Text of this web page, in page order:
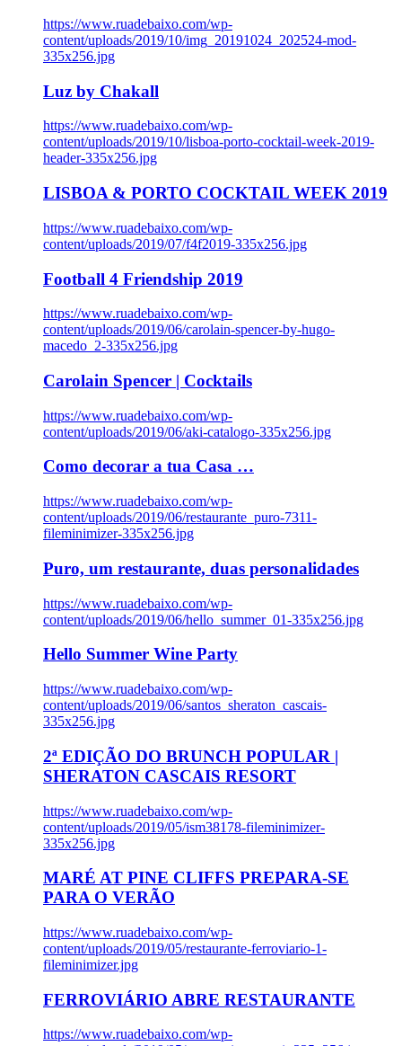
https://www.ruadebaixo.com/wp-
content/uploads/2019/10/img_20191024_202524-mod-
335x256.jpg
Luz by Chakall
https://www.ruadebaixo.com/wp-
content/uploads/2019/10/lisboa-porto-cocktail-week-2019-
header-335x256.jpg
LISBOA & PORTO COCKTAIL WEEK 2019
https://www.ruadebaixo.com/wp-
content/uploads/2019/07/f4f2019-335x256.jpg
Football 4 Friendship 2019
https://www.ruadebaixo.com/wp-
content/uploads/2019/06/carolain-spencer-by-hugo-
macedo_2-335x256.jpg
Carolain Spencer | Cocktails
https://www.ruadebaixo.com/wp-
content/uploads/2019/06/aki-catalogo-335x256.jpg
Como decorar a tua Casa …
https://www.ruadebaixo.com/wp-
content/uploads/2019/06/restaurante_puro-7311-
fileminimizer-335x256.jpg
Puro, um restaurante, duas personalidades
https://www.ruadebaixo.com/wp-
content/uploads/2019/06/hello_summer_01-335x256.jpg
Hello Summer Wine Party
https://www.ruadebaixo.com/wp-
content/uploads/2019/06/santos_sheraton_cascais-
335x256.jpg
2ª EDIÇÃO DO BRUNCH POPULAR |
SHERATON CASCAIS RESORT
https://www.ruadebaixo.com/wp-
content/uploads/2019/05/ism38178-fileminimizer-
335x256.jpg
MARÉ AT PINE CLIFFS PREPARA-SE
PARA O VERÃO
https://www.ruadebaixo.com/wp-
content/uploads/2019/05/restaurante-ferroviario-1-
fileminimizer.jpg
FERROVIÁRIO ABRE RESTAURANTE
https://www.ruadebaixo.com/wp-